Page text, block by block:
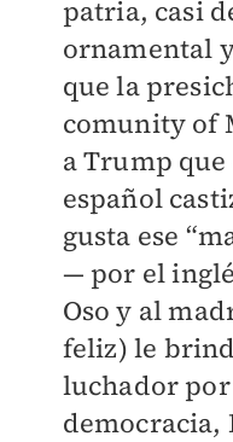
patria, casi
ornamental
que la
comunity of
a Trump
español
gusta ese
— por el
Oso y al
feliz) le
luchador por
democracia,